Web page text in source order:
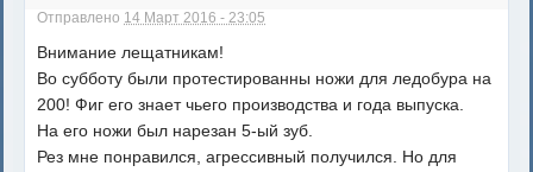
Отправлено 14 Март 2016 - 23:05
Внимание лещатникам!
Во субботу были протестированны ножи для ледобура на
200! Фиг его знает чьего производства и года выпуска.
На его ножи был нарезан 5-ый зуб.
Рез мне понравился, агрессивный получился. Но для